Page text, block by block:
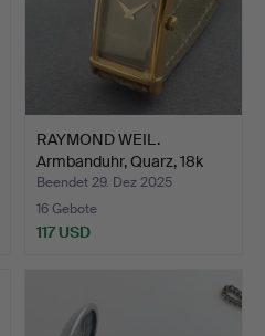
RAYMOND WEIL.
Armbanduhr, Quarz, 18k
vergo…
Beendet 29. Dez 2025
16 Gebote
117 USD